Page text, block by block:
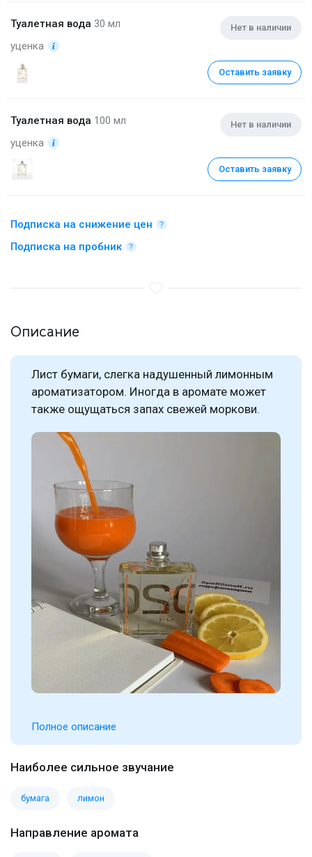
Туалетная вода 30 мл
уценка
Нет в наличии
Оставить заявку
Туалетная вода 100 мл
уценка
Нет в наличии
Оставить заявку
Подписка на снижение цен
Подписка на пробник
Описание
Лист бумаги, слегка надушенный лимонным
ароматизатором. Иногда в аромате может
также ощущаться запах свежей моркови.
Полное описание
Наиболее сильное звучание
бумага лимон
Направление аромата